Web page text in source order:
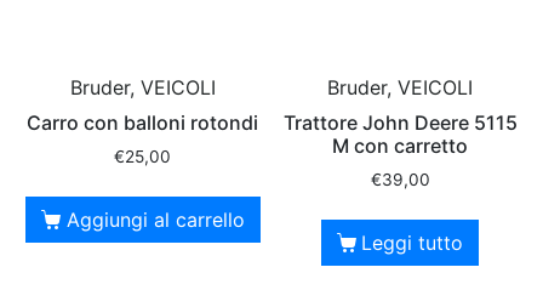
Bruder, VEICOLI
Carro con balloni rotondi
€25,00
Aggiungi al carrello
Bruder, VEICOLI
Trattore John Deere 5115
M con carretto
€39,00
Leggi tutto